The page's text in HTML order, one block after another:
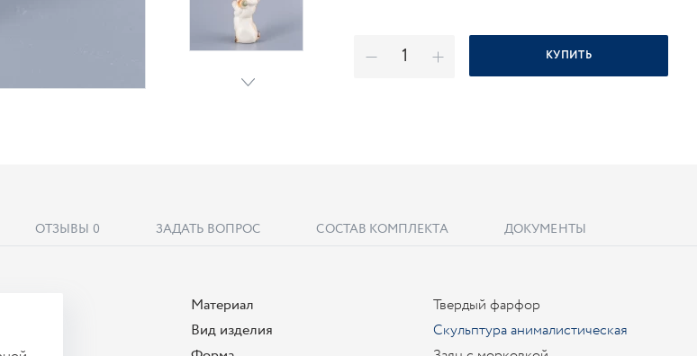
КУПИТЬ
ОТЗЫВЫ 0 ЗАДАТЬ ВОПРОС СОСТАВ КОМПЛЕКТА ДОКУМЕНТЫ
Материал
Твердый фарфор
Вид изделия
Скульптура анималистическая